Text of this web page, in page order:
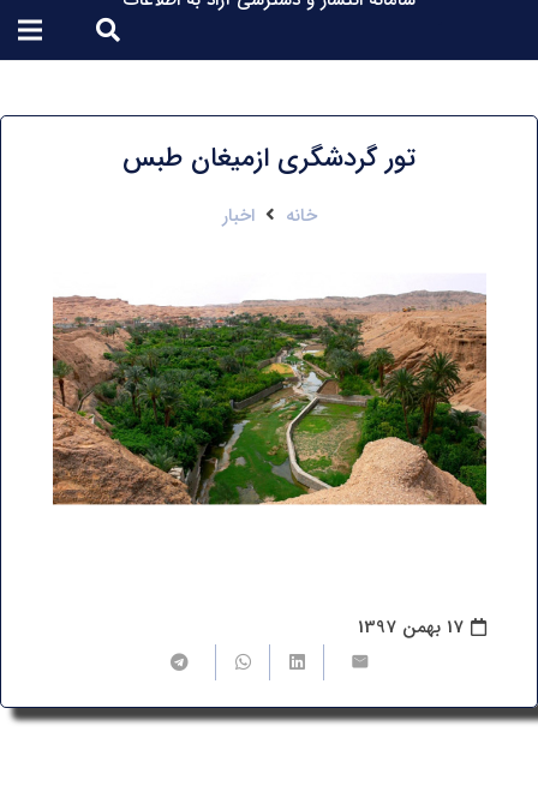
تور گردشگری ازمیغان طبس
خانه اخبار
17 بهمن 1397